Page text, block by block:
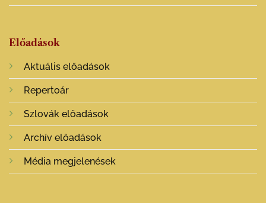
Előadások
Aktuális előadások
Repertoár
Szlovák előadások
Archív előadások
Média megjelenések